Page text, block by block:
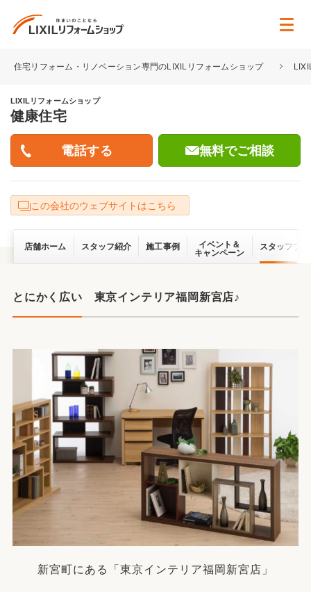
住宅リフォーム・リノベーション専門のLIXILリフォームショップ
LIXILリフォームショップ
健康住宅
無料でご相談
この会社のウェブサイトはこちら
店舗ホーム スタッフ紹介 施工事例
イベント＆
キャンペーン
スタッフブ
とにかく広い 東京インテリア福岡新宮店♪
新宮町にある「東京インテリア福岡新宮店」